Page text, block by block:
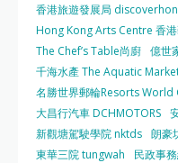
香港旅遊發展局
Hong Kong Arts Centre 香
The Chef’s Table尚廚 億世
千海水產 The Aquatic
名勝世界郵輪Resorts World
大昌行汽車 DCHMOTORS
新觀塘駕駛學院 nktds 朗豪
東華三院 tungwah
民政事